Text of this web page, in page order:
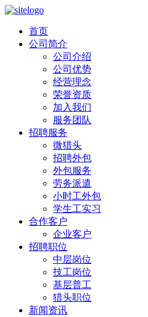
首页
公司简介
公司介绍
公司优势
经营理念
荣誉资质
加入我们
服务团队
招聘服务
微猎头
招聘外包
外包服务
劳务派遣
小时工外包
学生工实习
合作客户
企业客户
招聘职位
中层岗位
技工岗位
基层普工
猎头职位
新闻资讯